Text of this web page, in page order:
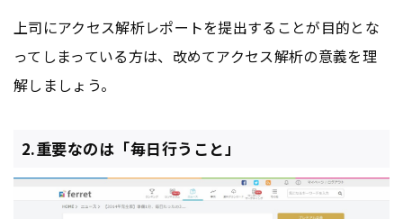
上司にアクセス解析レポートを提出することが目的とな
ってしまっている方は、改めてアクセス解析の意義を理
解しましょう。
2.重要なのは「毎日行うこと」